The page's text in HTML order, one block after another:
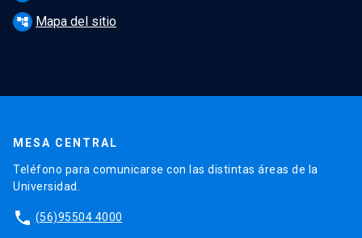
account_tree Mapa del sitio
MESA CENTRAL
Teléfono para comunicarse con las distintas áreas de la
Universidad.
phone (56)95504 4000